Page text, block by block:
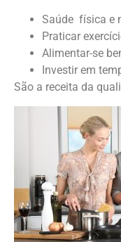
Saúde física e
Praticar
Alimentar-se
Investir em
São a receita da